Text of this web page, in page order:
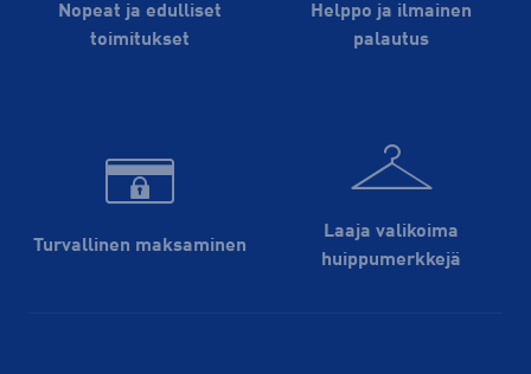
Nopeat ja edulliset
toimitukset
Helppo ja ilmainen
palautus
Turvallinen maksaminen
Laaja valikoima
huippu­merkkejä